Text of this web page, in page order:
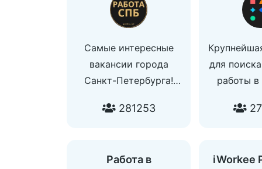
Самые интересные
вакансии города
Санкт-Петербурга!
и остальным вопросам:
281253
для
работы в
чтобы
Работа в
iWorkee